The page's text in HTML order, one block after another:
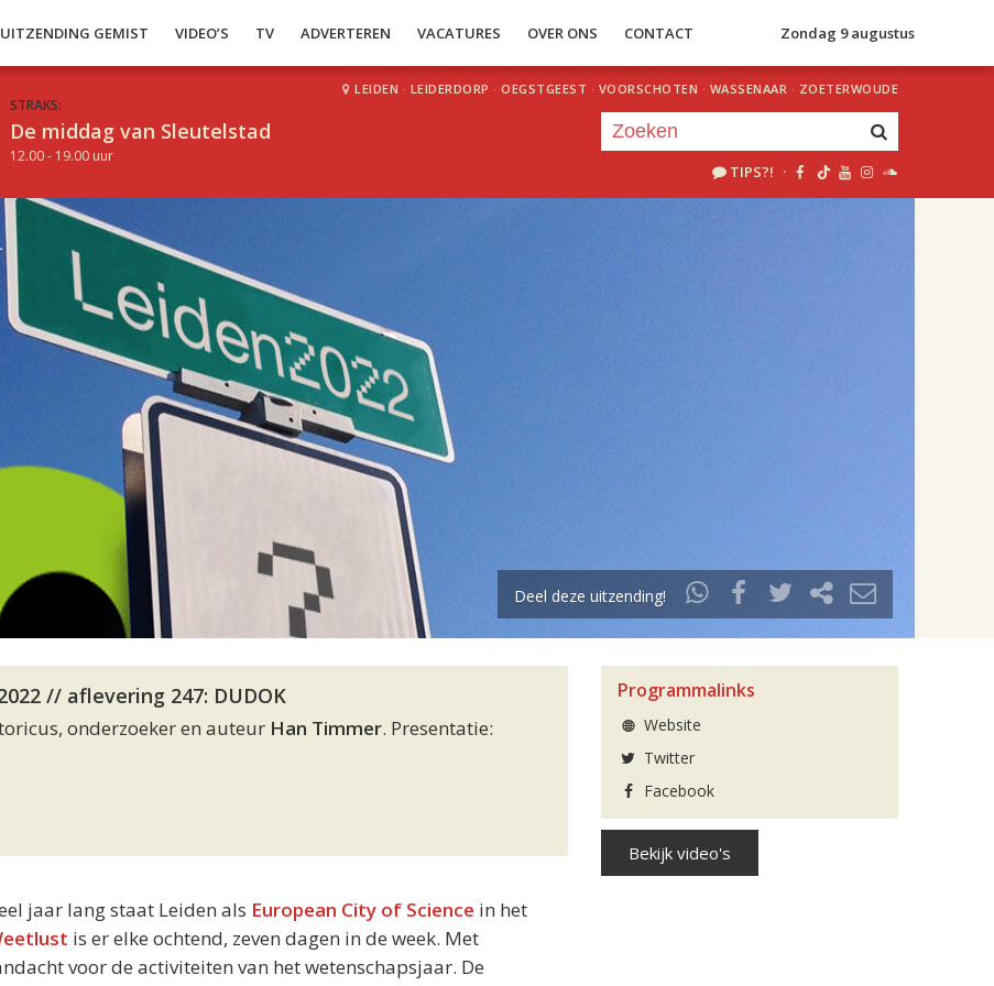
UITZENDING GEMIST VIDEO’S TV ADVERTEREN VACATURES OVER ONS CONTACT Zondag 9 augustus
STRAKS:
De middag van Sleutelstad
12.00 - 19.00 uur
LEIDEN · LEIDERDORP · OEGSTGEEST · VOORSCHOTEN · WASSENAAR · ZOETERWOUDE
TIPS?! ·
Deel deze uitzending!
// aflevering 247: DUDOK
onderzoeker en auteur Han Timmer. Presentatie:
jaar lang staat Leiden als European City of Science in het
is er elke ochtend, zeven dagen in de week. Met
voor de activiteiten van het wetenschapsjaar. De
Programmalinks
Website
Twitter
Facebook
Bekijk video's